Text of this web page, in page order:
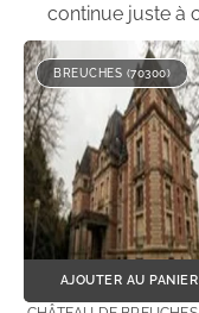
continue juste à
BREUCHES (70300)
AJOUTER AU PANIER